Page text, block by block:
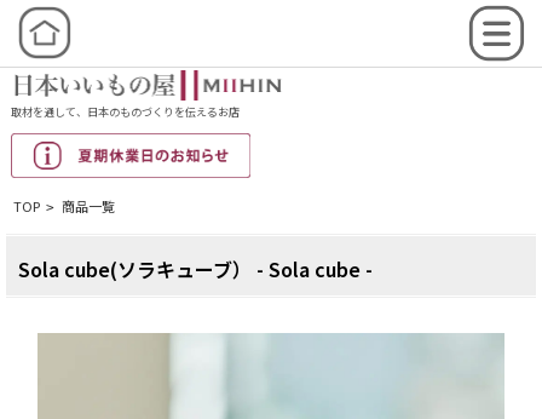
取材を通して、日本のものづくりを伝えるお店
TOP > 商品一覧
Sola cube(ソラキューブ） - Sola cube -